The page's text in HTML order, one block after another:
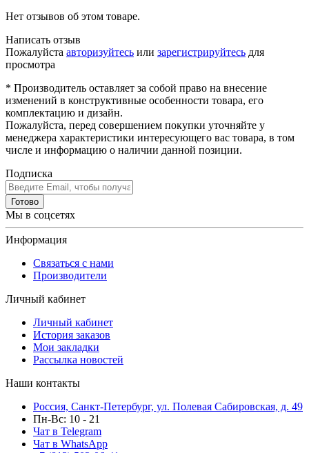
Нет отзывов об этом товаре.
Написать отзыв
Пожалуйста авторизуйтесь или зарегистрируйтесь для
просмотра
* Производитель оставляет за собой право на внесение
изменений в конструктивные особенности товара, его
комплектацию и дизайн.
Пожалуйста, перед совершением покупки уточняйте у
менеджера характеристики интересующего вас товара, в том
числе и информацию о наличии данной позиции.
Подписка
Готово
Мы в соцсетях
Информация
Связаться с нами
Производители
Личный кабинет
Личный кабинет
История заказов
Мои закладки
Рассылка новостей
Наши контакты
Россия, Санкт-Петербург, ул. Полевая Сабировская, д. 49
Пн-Вс: 10 - 21
Чат в Telegram
Чат в WhatsApp